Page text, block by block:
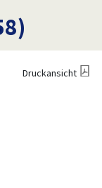
Druckansicht